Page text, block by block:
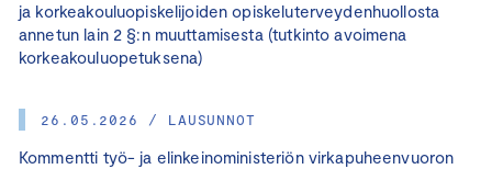
ja korkeakouluopiskelijoiden opiskeluterveydenhuollosta
annetun lain 2 §:n muuttamisesta (tutkinto avoimena
korkeakouluopetuksena)
26.05.2026 / LAUSUNNOT
Kommentti työ- ja elinkeinoministeriön virkapuheenvuoron